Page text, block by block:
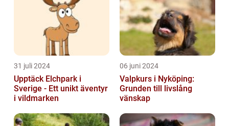
31 juli 2024
Upptäck Elchpark i
Sverige - Ett unikt äventyr
i vildmarken
06 juni 2024
Valpkurs i Nyköping:
Grunden till livslång
vänskap